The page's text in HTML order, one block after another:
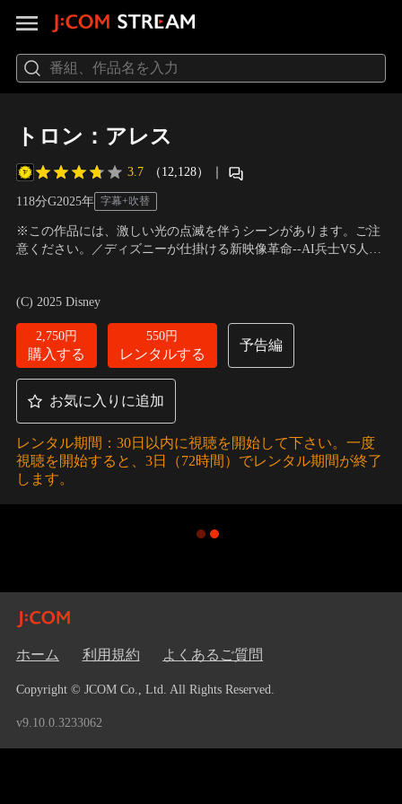
トロン：アレス
3.7 （12,128） ｜
118分G2025年 字幕+吹替
※この作品には、激しい光の点滅を伴うシーンがあります。ご注
意ください。／ディズニーが仕掛ける新映像革命--AI兵士VS人
も再生できる史上最強の兵士だった。だが、現実世界でアレスに
ある“異変”が起きる。
(C) 2025 Disney
2,750円
購入する
550円
レンタルする
予告編
お気に入りに追加
レンタル期間：30日以内に視聴を開始して下さい。一度
視聴を開始すると、3日（72時間）でレンタル期間が終了
します。
ホーム 利用規約 よくあるご質問
Copyright © JCOM Co., Ltd. All Rights Reserved.
v9.10.0.3233062